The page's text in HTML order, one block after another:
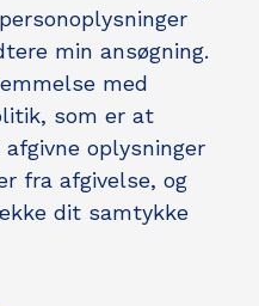
min ansøgning.
med
som er at
oplysninger
fra afgivelse, og
dit samtykke